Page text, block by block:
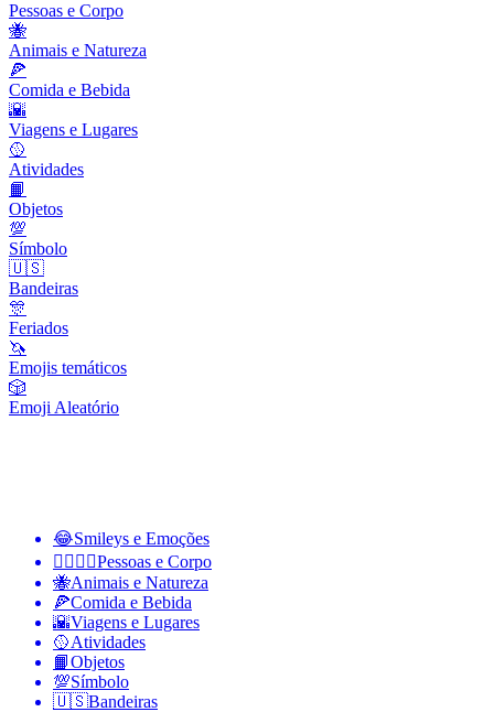
Pessoas e Corpo
🐝
Animais e Natureza
🍕
Comida e Bebida
🌇
Viagens e Lugares
🥎
Atividades
📙
Objetos
💯
Símbolo
🇺🇸
Bandeiras
🎊
Feriados
🦄
Emojis temáticos
🎲
Emoji Aleatório
😂Smileys e Emoções
👩‍❤️‍💋‍👨Pessoas e Corpo
🐝Animais e Natureza
🍕Comida e Bebida
🌇Viagens e Lugares
🥎Atividades
📙Objetos
💯Símbolo
🇺🇸Bandeiras